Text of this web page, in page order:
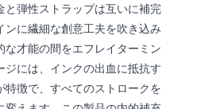
と弾性ストラップは互いに補完
ンに繊細な創意工夫を吹き込み
な才能の間をエフレイターミン
ジには、インクの出血に抵抗す
特徴で、すべてのストロークを